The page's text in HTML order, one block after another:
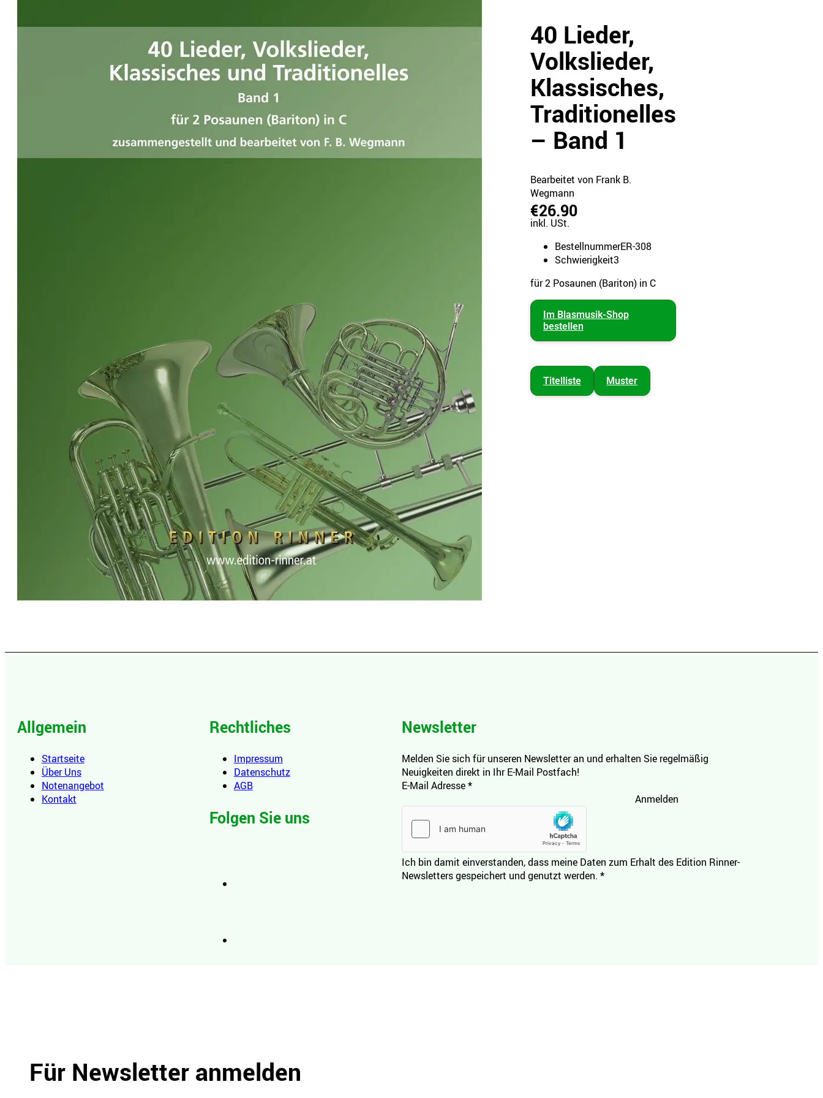
40 Lieder,
Volkslieder,
Klassisches,
Traditionelles
– Band 1
Bearbeitet von Frank B.
Wegmann
€26.90
inkl. USt.
BestellnummerER-308
Schwierigkeit3
für 2 Posaunen (Bariton) in C
Im Blasmusik-Shop
bestellen
Titelliste Muster
Allgemein
Startseite
Über Uns
Notenangebot
Kontakt
Rechtliches
Impressum
Datenschutz
AGB
Folgen Sie uns
Newsletter
Melden Sie sich für unseren Newsletter an und erhalten Sie regelmäßig
Neuigkeiten direkt in Ihr E-Mail Postfach!
E-Mail Adresse*
Anmelden
Ich bin damit einverstanden, dass meine Daten zum Erhalt des Edition Rinner-
Newsletters gespeichert und genutzt werden. *
Für Newsletter anmelden